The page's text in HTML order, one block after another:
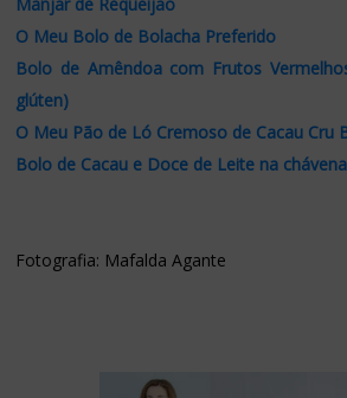
O Meu Bolo de Bolacha Preferido
Bolo de Amêndoa com Frutos
glúten)
O Meu Pão de Ló Cremoso de Cacau Cru
Bolo de Cacau e Doce de Leite na chávena
Fotografia: Mafalda Agante